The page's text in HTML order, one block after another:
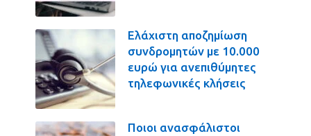
Ελάχιστη αποζημίωση
συνδρομητών με 10.000
ευρώ για ανεπιθύμητες
τηλεφωνικές κλήσεις
Ποιοι ανασφάλιστοι